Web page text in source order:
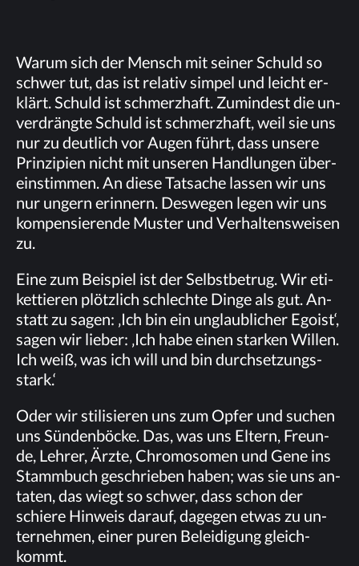
War­um sich der Mensch mit sei­ner Schuld so
schwer tut, das ist re­la­tiv sim­pel und leicht er­
klärt. Schuld ist schmerz­haft. Zu­min­dest die un­
ver­dräng­te Schuld ist schmerz­haft, weil sie uns
nur zu deut­lich vor Au­gen führt, dass un­se­re
Prin­zi­pi­en nicht mit un­se­ren Hand­lun­gen über­
ein­stim­men. An die­se Tat­sa­che las­sen wir uns
nur un­gern er­in­nern. Des­we­gen le­gen wir uns
kom­pen­sie­ren­de Mus­ter und Ver­hal­tens­wei­sen
zu.
Eine zum Bei­spiel ist der Selbst­be­trug. Wir eti­
ket­tie­ren plötz­lich schlech­te Din­ge als gut. An­
statt zu sa­gen: ‚Ich bin ein un­glaub­li­cher Ego­ist‘,
sa­gen wir lie­ber: ‚Ich habe ei­nen star­ken Wil­len.
Ich weiß, was ich will und bin durch­set­zungs­
stark.‘
Oder wir sti­li­sie­ren uns zum Op­fer und su­chen
uns Sün­den­bö­cke. Das, was uns El­tern, Freun­
de, Leh­rer, Ärz­te, Chro­mo­so­men und Gene ins
Stamm­buch ge­schrie­ben ha­ben; was sie uns an­
ta­ten, das wiegt so schwer, dass schon der
schie­re Hin­weis dar­auf, da­ge­gen et­was zu un­
ter­neh­men, ei­ner pu­ren Be­lei­di­gung gleich­
kommt.